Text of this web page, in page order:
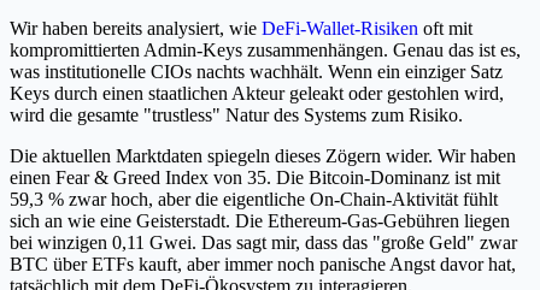
Wir haben bereits analysiert, wie DeFi-Wallet-Risiken oft mit
kompromittierten Admin-Keys zusammenhängen. Genau das ist es,
was institutionelle CIOs nachts wachhält. Wenn ein einziger Satz
Keys durch einen staatlichen Akteur geleakt oder gestohlen wird,
wird die gesamte "trustless" Natur des Systems zum Risiko.
Die aktuellen Marktdaten spiegeln dieses Zögern wider. Wir haben
einen Fear & Greed Index von 35. Die Bitcoin-Dominanz ist mit
59,3 % zwar hoch, aber die eigentliche On-Chain-Aktivität fühlt
sich an wie eine Geisterstadt. Die Ethereum-Gas-Gebühren liegen
bei winzigen 0,11 Gwei. Das sagt mir, dass das "große Geld" zwar
BTC über ETFs kauft, aber immer noch panische Angst davor hat,